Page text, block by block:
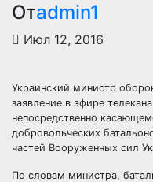
Отadmin1
Июл 12, 2016
Украинский министр
заявление в эфире
непосредственно
добровольческих
частей Вооруженных сил
По словам министра,